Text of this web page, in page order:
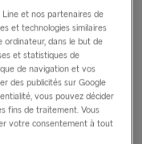
en Irlande du Nord
y attendent.
manquer. Admirez
et nos partenaires de
et technologies similaires
dans le but de
et statistiques de
de navigation et vos
des publicités sur Google
vous pouvez décider
fins de traitement. Vous
votre consentement à tout